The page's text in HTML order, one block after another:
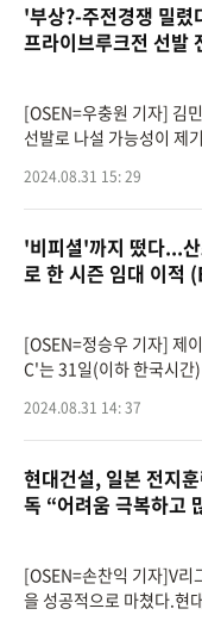
'부상?-주전경쟁 밀
프라이브루크전 선발
[OSEN=우충원 기자] 김
선발로 나설 가능성이 제
다.바이에른 뮌헨
2024.08.31 15: 29
'비피셜'까지 떴다...
로 한 시즌 임대 이적
[OSEN=정승우 기자] 제
C'는 31일(이하 한국시간
시아 도르트
2024.08.31 14: 37
현대건설, 일본 전지
독 “어려움 극복하고
[OSEN=손찬익 기자]V리
을 성공적으로 마쳤다.현